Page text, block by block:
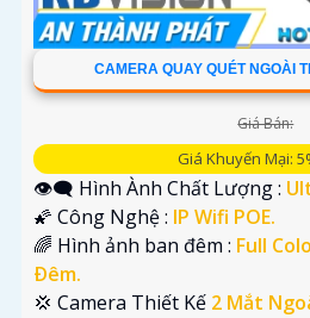
CAMERA QUAY QUÉT NGOÀI
Giá Bán:
Giá Khuyến Mại:
👁️‍🗨 Hình Ành Chất Lượng :
🌠 Công Nghệ : IP Wifi POE.
🌈 Hình ảnh ban đêm : Full
Ðêm.
💢 Camera Thiết Kế 2 Mắt